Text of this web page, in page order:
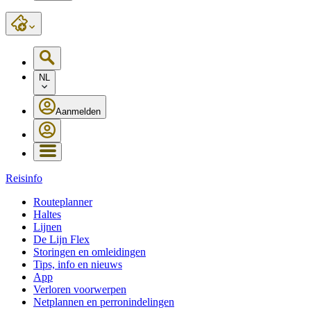
NL
Aanmelden
Reisinfo
Routeplanner
Haltes
Lijnen
De Lijn Flex
Storingen en omleidingen
Tips, info en nieuws
App
Verloren voorwerpen
Netplannen en perronindelingen